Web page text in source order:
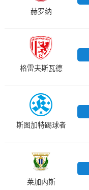
赫罗纳
格雷夫斯瓦德
斯图加特踢球者
莱加内斯